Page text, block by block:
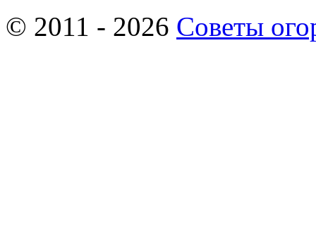
© 2011 - 2026 Советы